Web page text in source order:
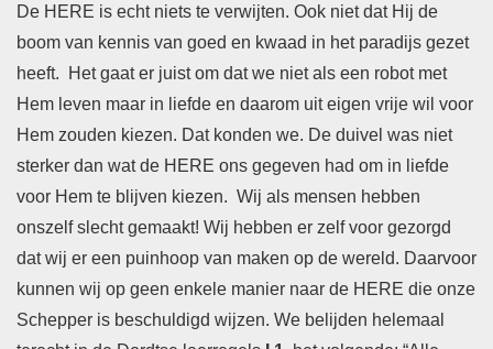
De HERE is echt niets te verwijten. Ook niet dat Hij de
boom van kennis van goed en kwaad in het paradijs gezet
heeft. Het gaat er juist om dat we niet als een robot met
Hem leven maar in liefde en daarom uit eigen vrije wil voor
Hem zouden kiezen. Dat konden we. De duivel was niet
sterker dan wat de HERE ons gegeven had om in liefde
voor Hem te blijven kiezen. Wij als mensen hebben
onszelf slecht gemaakt! Wij hebben er zelf voor gezorgd
dat wij er een puinhoop van maken op de wereld. Daarvoor
kunnen wij op geen enkele manier naar de HERE die onze
Schepper is beschuldigd wijzen. We belijden helemaal